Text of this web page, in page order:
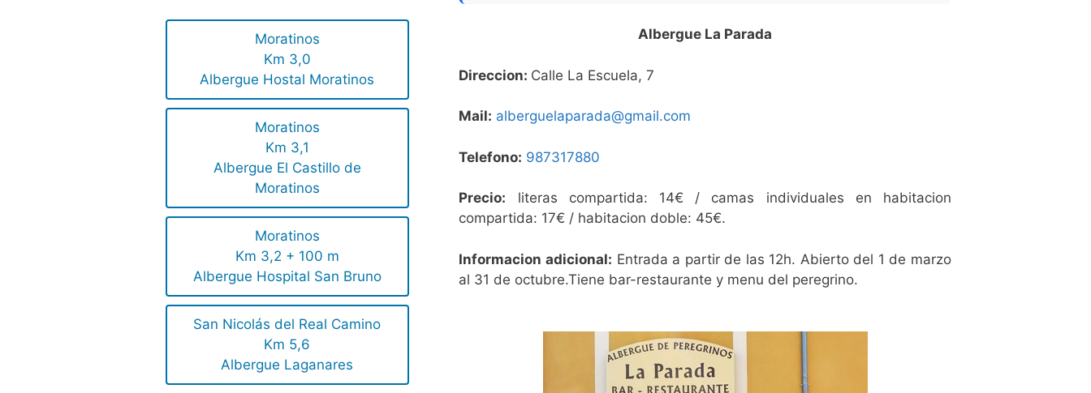
Moratinos
Km 3,0
Albergue Hostal Moratinos
Moratinos
Km 3,1
Albergue El Castillo de
Moratinos
Moratinos
Km 3,2 + 100 m
Albergue Hospital San Bruno
San Nicolás del Real Camino
Km 5,6
Albergue Laganares
Albergue La Parada
Direccion: Calle La Escuela, 7
Mail: alberguelaparada@gmail.com
Telefono: 987317880
Precio: literas compartida: 14€ / camas individuales en habitacion
compartida: 17€ / habitacion doble: 45€.
Informacion adicional: Entrada a partir de las 12h. Abierto del 1 de marzo
al 31 de octubre.Tiene bar-restaurante y menu del peregrino.